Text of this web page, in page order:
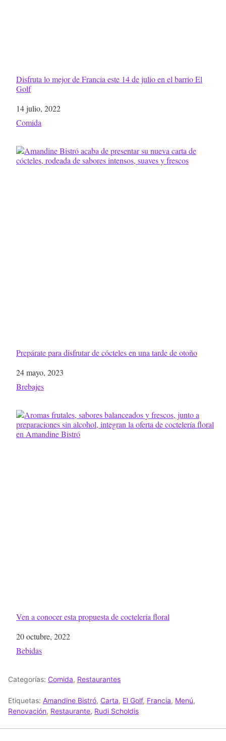
Disfruta lo mejor de Francia este 14 de julio en el barrio El
Golf
Fecha
14 julio, 2022
Respecto a
Comida
Prepárate para disfrutar de cócteles en una tarde de otoño
Fecha
24 mayo, 2023
Respecto a
Brebajes
Ven a conocer esta propuesta de coctelería floral
Fecha
20 octubre, 2022
Respecto a
Bebidas
Categorías: Comida, Restaurantes
Etiquetas: Amandine Bistró, Carta, El Golf, Francia, Menú,
Renovación, Restaurante, Rudi Scholdis